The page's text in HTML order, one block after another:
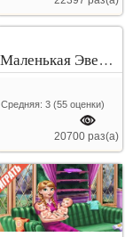
Маленькая Эвер Афтер Хай
Средняя: 3 (55оценки)
20700 раз(а)